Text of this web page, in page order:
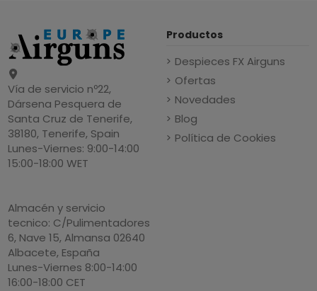
Vía de servicio nº22,
Dársena Pesquera de
Santa Cruz de Tenerife,
38180, Tenerife, Spain
Lunes-Viernes: 9:00-14:00
15:00-18:00 WET
Almacén y servicio
tecnico: C/Pulimentadores
6, Nave 15, Almansa 02640
Albacete, España
Lunes-Viernes 8:00-14:00
16:00-18:00 CET
Productos
Despieces FX Airguns
Ofertas
Novedades
Blog
Política de Cookies